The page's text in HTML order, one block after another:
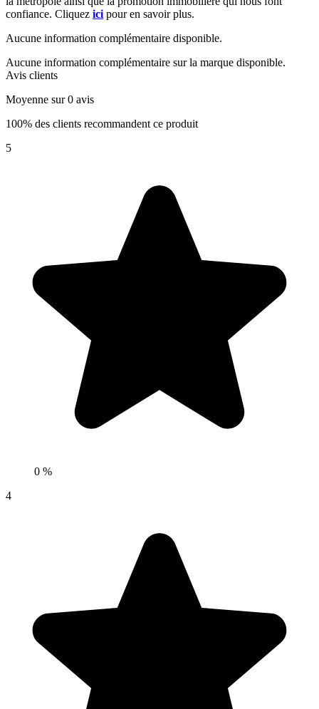
confiance. Cliquez ici pour en savoir plus.
Aucune information complémentaire disponible.
Aucune information complémentaire sur la marque disponible.
Avis clients
Moyenne sur 0 avis
100% des clients recommandent ce produit
5
0 %
4